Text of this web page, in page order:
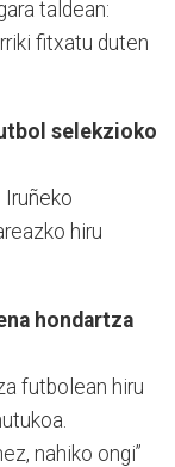
taldean:
fitxatu duten
selekzioko
Iruñeko
hiru
hondartza
futbolean hiru
nahiko ongi”